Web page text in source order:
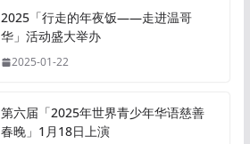
2025「行走的年夜饭——走进温哥
华」活动盛大举办
2025-01-22
第六届「2025年世界青少年华语慈善
春晚」1月18日上演